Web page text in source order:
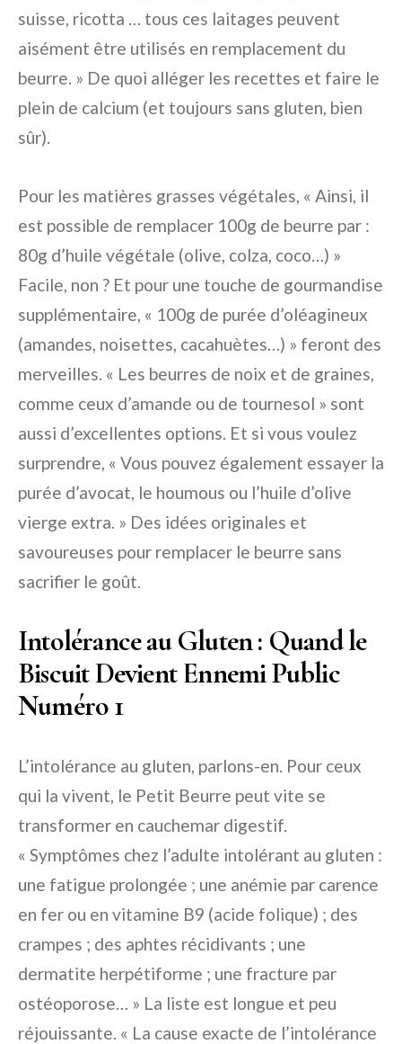
suisse, ricotta … tous ces laitages peuvent
aisément être utilisés en remplacement du
beurre. » De quoi alléger les recettes et faire le
plein de calcium (et toujours sans gluten, bien
sûr).
Pour les matières grasses végétales, « Ainsi, il
est possible de remplacer 100g de beurre par :
80g d’huile végétale (olive, colza, coco…) »
Facile, non ? Et pour une touche de gourmandise
supplémentaire, « 100g de purée d’oléagineux
(amandes, noisettes, cacahuètes…) » feront des
merveilles. « Les beurres de noix et de graines,
comme ceux d’amande ou de tournesol » sont
aussi d’excellentes options. Et si vous voulez
surprendre, « Vous pouvez également essayer la
purée d’avocat, le houmous ou l’huile d’olive
vierge extra. » Des idées originales et
savoureuses pour remplacer le beurre sans
sacrifier le goût.
Intolérance au Gluten : Quand le
Biscuit Devient Ennemi Public
Numéro 1
L’intolérance au gluten, parlons-en. Pour ceux
qui la vivent, le Petit Beurre peut vite se
transformer en cauchemar digestif.
« Symptômes chez l’adulte intolérant au gluten :
une fatigue prolongée ; une anémie par carence
en fer ou en vitamine B9 (acide folique) ; des
crampes ; des aphtes récidivants ; une
dermatite herpétiforme ; une fracture par
ostéoporose… » La liste est longue et peu
réjouissante. « La cause exacte de l’intolérance